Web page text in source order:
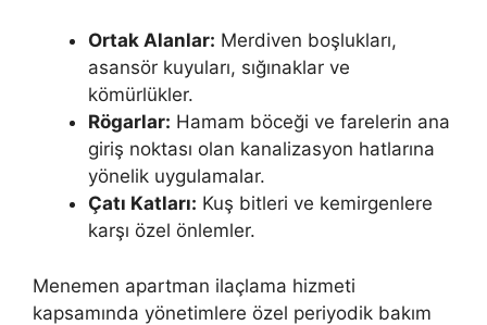
Ortak Alanlar: Merdiven boşlukları,
asansör kuyuları, sığınaklar ve
kömürlükler.
Rögarlar: Hamam böceği ve farelerin ana
giriş noktası olan kanalizasyon hatlarına
yönelik uygulamalar.
Çatı Katları: Kuş bitleri ve kemirgenlere
karşı özel önlemler.
Menemen apartman ilaçlama hizmeti
kapsamında yönetimlere özel periyodik bakım